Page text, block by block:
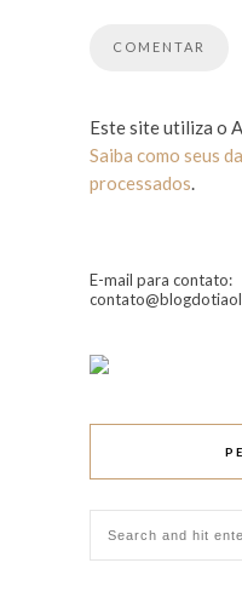
Este site utiliza o
Saiba como seus
processados.
E-mail para contato: